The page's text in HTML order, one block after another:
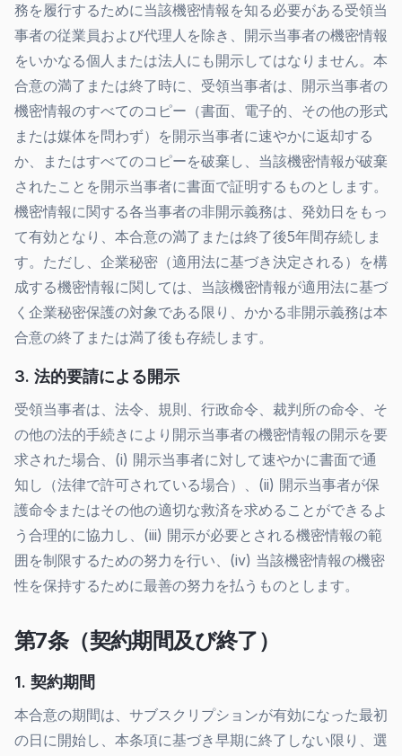
務を履行するために当該機密情報を知る必要がある受領当
事者の従業員および代理人を除き、開示当事者の機密情報
をいかなる個人または法人にも開示してはなりません。本
合意の満了または終了時に、受領当事者は、開示当事者の
機密情報のすべてのコピー（書面、電子的、その他の形式
または媒体を問わず）を開示当事者に速やかに返却する
か、またはすべてのコピーを破棄し、当該機密情報が破棄
されたことを開示当事者に書面で証明するものとします。
機密情報に関する各当事者の非開示義務は、発効日をもっ
て有効となり、本合意の満了または終了後5年間存続しま
す。ただし、企業秘密（適用法に基づき決定される）を構
成する機密情報に関しては、当該機密情報が適用法に基づ
く企業秘密保護の対象である限り、かかる非開示義務は本
合意の終了または満了後も存続します。
3. 法的要請による開示
受領当事者は、法令、規則、行政命令、裁判所の命令、そ
の他の法的手続きにより開示当事者の機密情報の開示を要
求された場合、(i) 開示当事者に対して速やかに書面で通
知し（法律で許可されている場合）、(ii) 開示当事者が保
護命令またはその他の適切な救済を求めることができるよ
う合理的に協力し、(iii) 開示が必要とされる機密情報の範
囲を制限するための努力を行い、(iv) 当該機密情報の機密
性を保持するために最善の努力を払うものとします。
第7条（契約期間及び終了）
1. 契約期間
本合意の期間は、サブスクリプションが有効になった最初
の日に開始し、本条項に基づき早期に終了しない限り、選